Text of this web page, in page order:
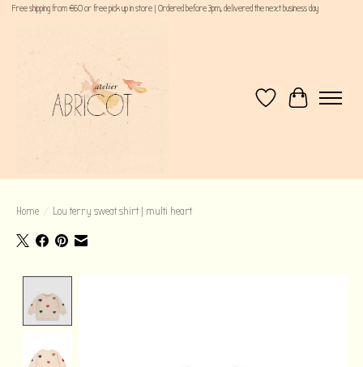
Free shipping from €60 or free pick up in store | Ordered before 3pm, delivered the next business day
VerlanglijstWinkelwagen
Home / Lou terry sweat shirt | multi heart